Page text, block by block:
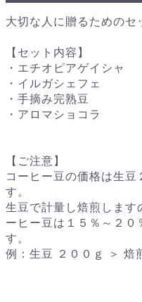
大切な人に贈るためのセ
【セット内容】
・エチオピアゲイシャ
・イルガシェフェ
・手摘み完熟豆
・アロマショコラ
【ご注意】
コーヒー豆の価格は生
す。
生豆で計量し焙煎します
ーヒー豆は１５％～２０
す。
例：生豆 ２００ｇ ＞ 焙